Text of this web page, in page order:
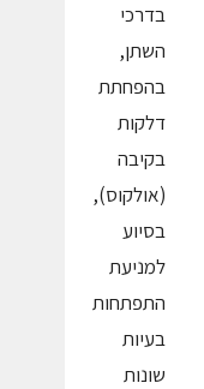
בדרכי
השתן,
בהפחתת
דלקות
בקיבה
(אולקוס),
בסיוע
למניעת
התפתחות
בעיות
שונות